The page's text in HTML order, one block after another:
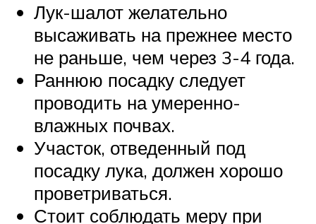
Лук-шалот желательно
высаживать на прежнее место
не раньше, чем через 3-4 года.
Раннюю посадку следует
проводить на умеренно-
влажных почвах.
Участок, отведенный под
посадку лука, должен хорошо
проветриваться.
Стоит соблюдать меру при